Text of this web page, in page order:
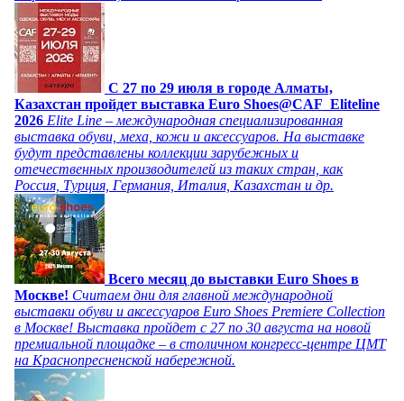
C 27 по 29 июля в городе Алматы,
Казахстан пройдет выставка Euro Shoes@CAF_Eliteline
2026 Elite Line – международная специализированная
выставка обуви, меха, кожи и аксессуаров. На выставке
будут представлены коллекции зарубежных и
отечественных производителей из таких стран, как
Россия, Турция, Германия, Италия, Казахстан и др.
Всего месяц до выставки Euro Shoes в
Москве! Считаем дни для главной международной
выставки обуви и аксессуаров Euro Shoes Premiere Collection
в Москве! Выставка пройдет с 27 по 30 августа на новой
премиальной площадке – в столичном конгресс-центре ЦМТ
на Краснопресненской набережной.